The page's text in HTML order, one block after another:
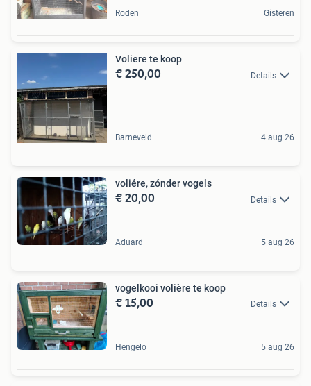
Roden Gisteren
Voliere te koop
€ 250,00 Details
Barneveld 4 aug 26
voliére, zónder vogels
€ 20,00 Details
Aduard 5 aug 26
vogelkooi volière te koop
€ 15,00 Details
Hengelo 5 aug 26